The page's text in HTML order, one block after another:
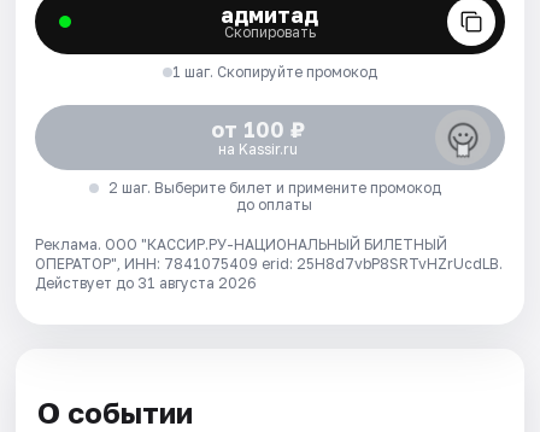
адмитад
Скопировать
1 шаг. Скопируйте промокод
от 100 ₽
на Kassir.ru
2 шаг. Выберите билет и примените промокод
до оплаты
Реклама. ООО "КАССИР.РУ-НАЦИОНАЛЬНЫЙ БИЛЕТНЫЙ
ОПЕРАТОР", ИНН: 7841075409 erid: 25H8d7vbP8SRTvHZrUcdLB.
Действует до 31 августа 2026
О событии